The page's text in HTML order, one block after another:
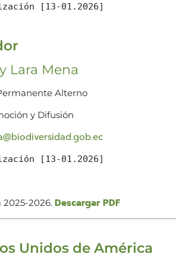
[13-01.2026]
Lara Mena
Alterno
y Difusión
[13-01.2026]
2026. Descargar PDF
Unidos de América